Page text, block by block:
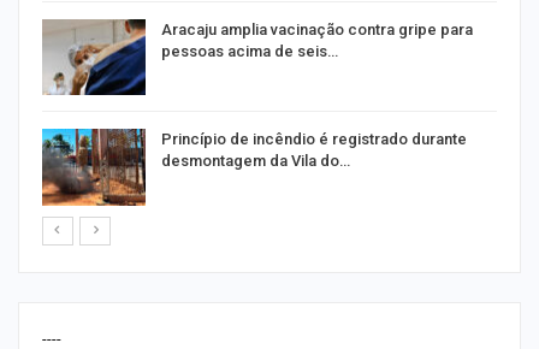
Aracaju amplia vacinação contra gripe para
pessoas acima de seis…
Princípio de incêndio é registrado durante
desmontagem da Vila do…
----